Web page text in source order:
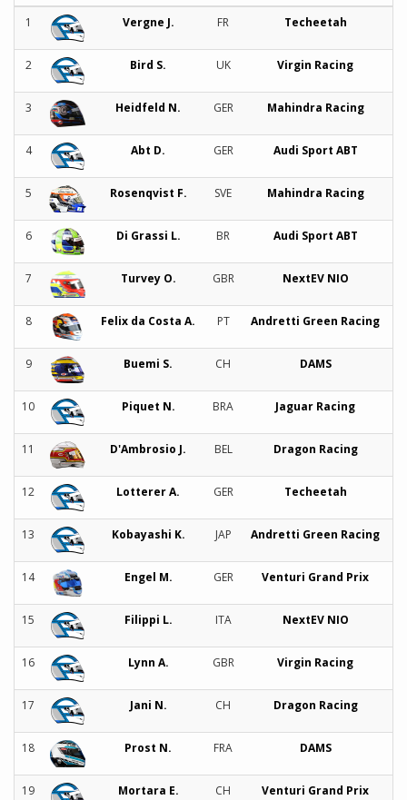
1 Vergne J. FR Techeetah
2 Bird S. UK Virgin Racing
3 Heidfeld N. GER Mahindra Racing
4 Abt D. GER Audi Sport ABT
5 Rosenqvist F. SVE Mahindra Racing
6 Di Grassi L. BR Audi Sport ABT
7 Turvey O. GBR NextEV NIO
8 Felix da Costa A. PT Andretti Green Racing
9 Buemi S. CH DAMS
10 Piquet N. BRA Jaguar Racing
11 D'Ambrosio J. BEL Dragon Racing
12 Lotterer A. GER Techeetah
13 Kobayashi K. JAP Andretti Green Racing
14 Engel M. GER Venturi Grand Prix
15 Filippi L. ITA NextEV NIO
16 Lynn A. GBR Virgin Racing
17 Jani N. CH Dragon Racing
18 Prost N. FRA DAMS
19 Mortara E. CH Venturi Grand Prix